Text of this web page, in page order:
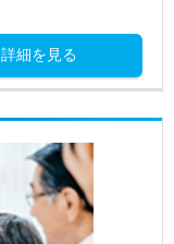
詳細を見る